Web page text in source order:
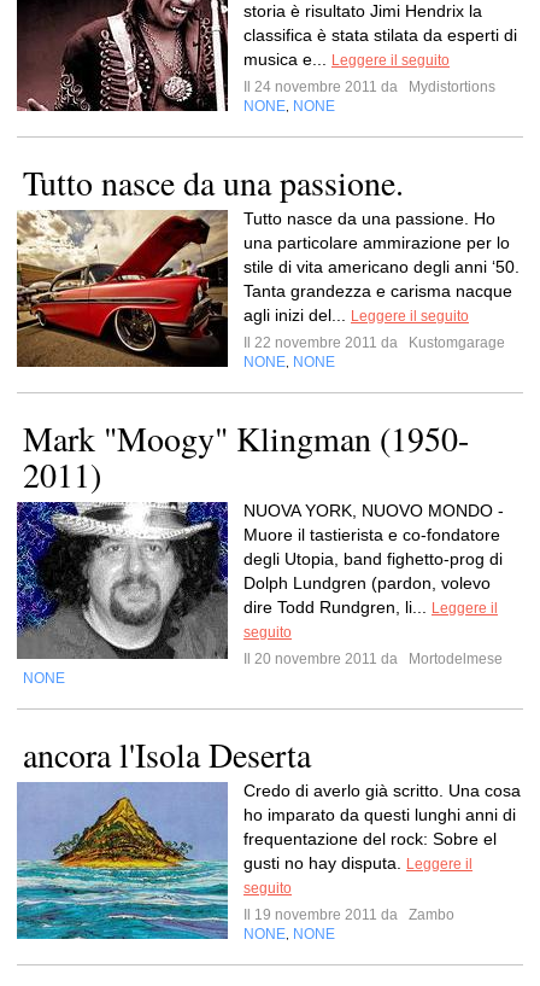
storia è risultato Jimi Hendrix la
classifica è stata stilata da esperti di
musica e...
Leggere il seguito
Il 24 novembre 2011 da
Mydistortions
NONE NONE
Tutto nasce da una passione.
Tutto nasce da una passione. Ho
una particolare ammirazione per lo
stile di vita americano degli anni ‘50.
Tanta grandezza e carisma nacque
agli inizi del...
Leggere il seguito
Il 22 novembre 2011 da
Kustomgarage
NONE NONE
Mark "Moogy" Klingman (1950-
2011)
NUOVA YORK, NUOVO MONDO -
Muore il tastierista e co-fondatore
degli Utopia, band fighetto-prog di
Dolph Lundgren (pardon, volevo
dire Todd Rundgren, li...
Leggere il
seguito
Il 20 novembre 2011 da
Mortodelmese
NONE
ancora l'Isola Deserta
Credo di averlo già scritto. Una cosa
ho imparato da questi lunghi anni di
frequentazione del rock: Sobre el
gusti no hay disputa.
Leggere il
seguito
Il 19 novembre 2011 da
Zambo
NONE NONE